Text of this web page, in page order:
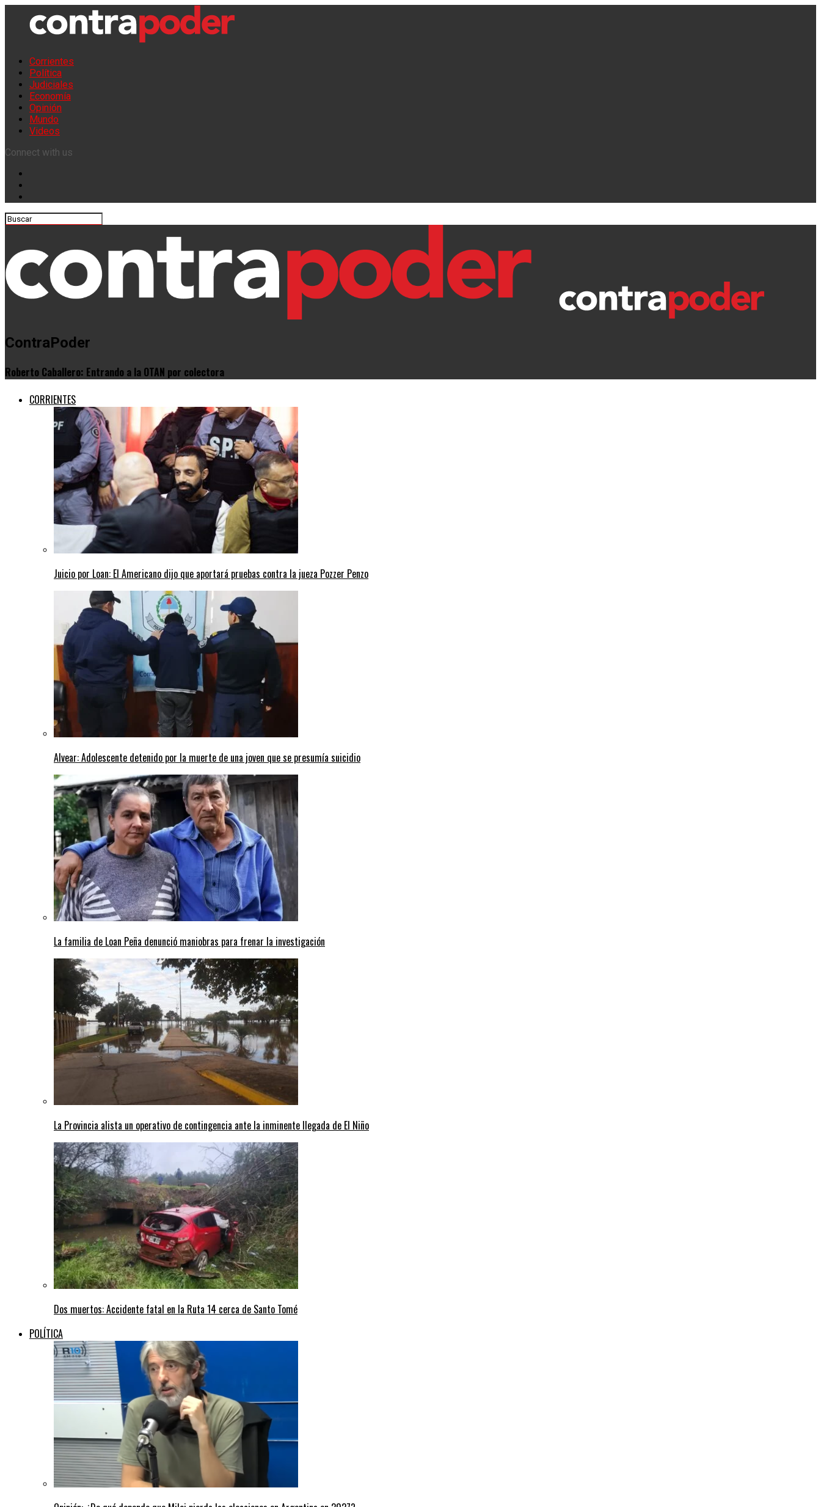
Corrientes
Política
Judiciales
Economía
Opinión
Mundo
Videos
Connect with us
ContraPoder
Roberto Caballero: Entrando a la OTAN por colectora
CORRIENTES
Juicio por Loan: El Americano dijo que aportará pruebas contra la jueza Pozzer Penzo
Alvear: Adolescente detenido por la muerte de una joven que se presumía suicidio
La familia de Loan Peña denunció maniobras para frenar la investigación
La Provincia alista un operativo de contingencia ante la inminente llegada de El Niño
Dos muertos: Accidente fatal en la Ruta 14 cerca de Santo Tomé
POLÍTICA